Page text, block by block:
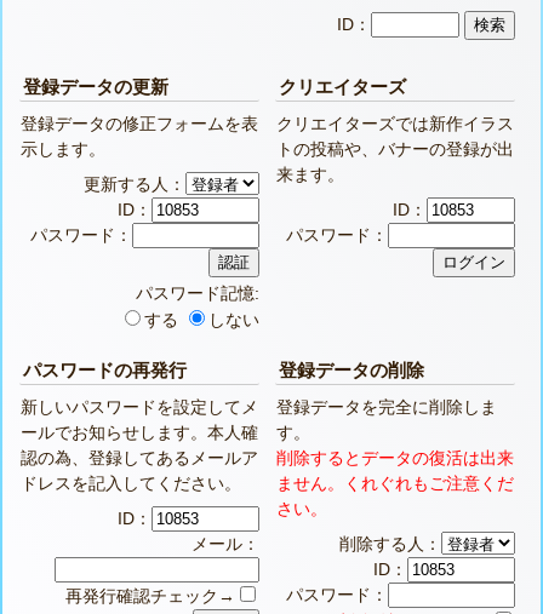
ID：
登録データの更新
登録データの修正フォームを表
示します。
更新する人：
ID：
パスワード：
パスワード記憶:
する
しない
クリエイターズ
クリエイターズでは新作イラス
トの投稿や、バナーの登録が出
来ます。
ID：
パスワード：
パスワードの再発行
新しいパスワードを設定してメ
ールでお知らせします。本人確
認の為、登録してあるメールア
ドレスを記入してください。
ID：
メール：
再発行確認チェック→
登録データの削除
登録データを完全に削除しま
す。
削除するとデータの復活は出来
ません。くれぐれもご注意くだ
さい。
削除する人：
ID：
パスワード：